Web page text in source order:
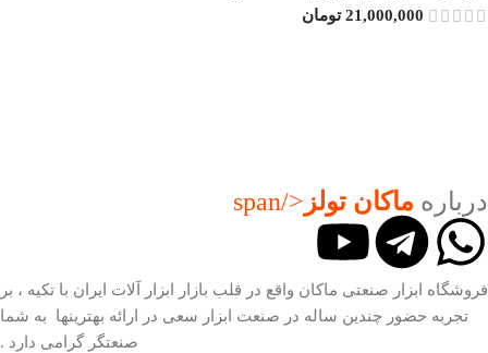
21,000,000 تومان
درباره ماکان تولز </span
فروشگاه ابزار صنعتی ماکان واقع در قلب بازار ابزار آلات ایران با تکیه ، بر
تجربه حضور چندین ساله در صنعت ابزار سعی در ارائه بهترینها به شما
صنعتگر گرامی دارد .